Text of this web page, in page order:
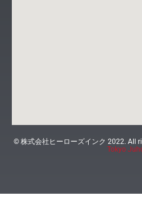
© 株式会社ヒーローズインク 2022. All
Tokyo